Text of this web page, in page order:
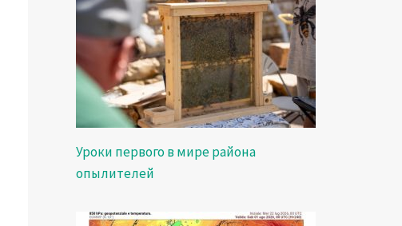
Уроки первого в мире района
опылителей